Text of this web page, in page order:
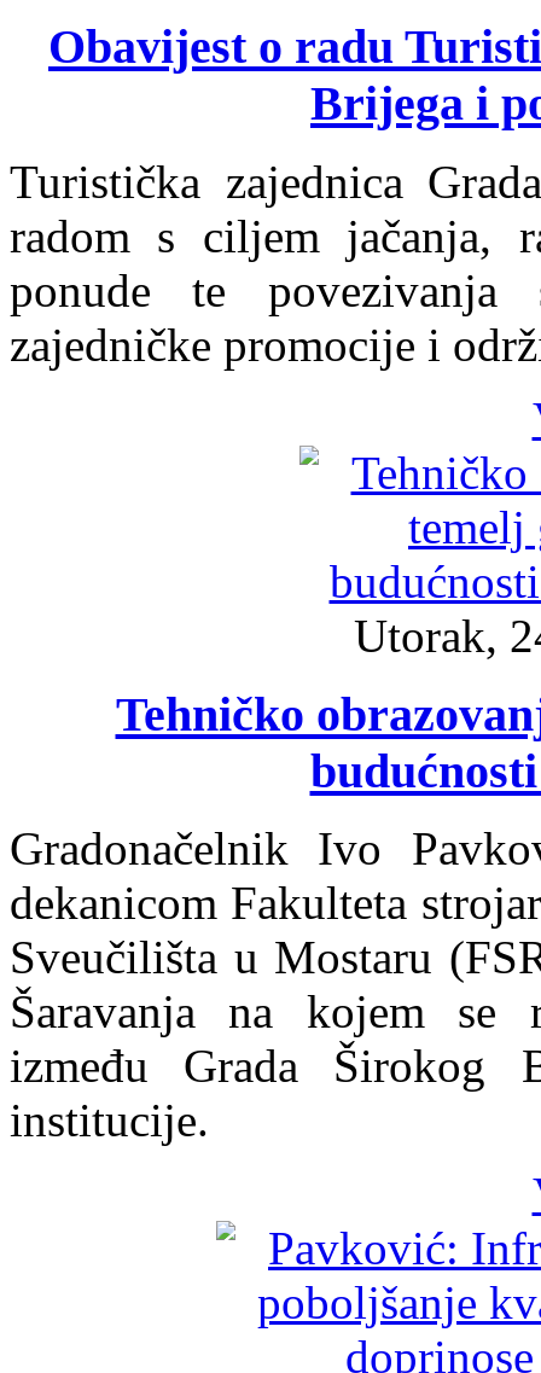
Obavijest o radu
Brijega i
Turistička zajednica
radom s ciljem jačanja,
ponude te
zajedničke promocije i
Utorak,
Tehničko
Gradonačelnik Ivo
dekanicom Fakulteta
Sveučilišta u Mostaru
Šaravanja na kojem se
između Grada Širokog
institucije.